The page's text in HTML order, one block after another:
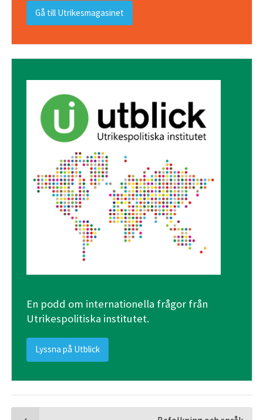
Gå till Utrikesmagasinet
En podd om internationella frågor från
Utrikespolitiska institutet.
Lyssna på Utblick